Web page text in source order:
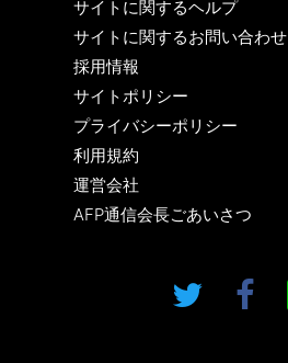
サイトに関するヘルプ
サイトに関するお問い合わせ
採用情報
サイトポリシー
プライバシーポリシー
利用規約
運営会社
AFP通信会長ごあいさつ